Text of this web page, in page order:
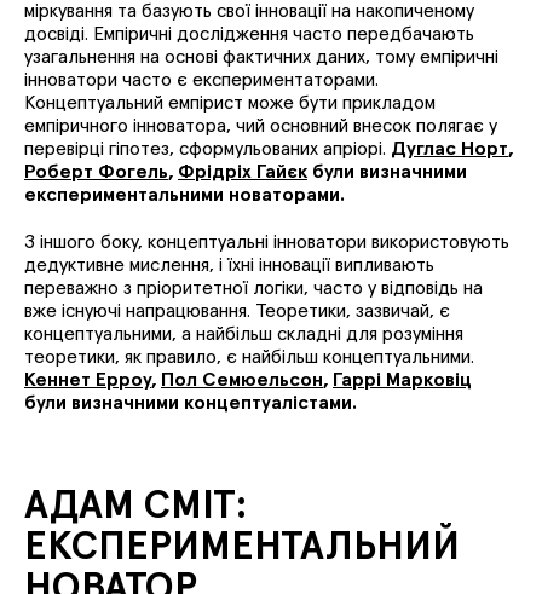
міркування та базують свої інновації на накопиченому
досвіді. Емпіричні дослідження часто передбачають
узагальнення на основі фактичних даних, тому емпіричні
інноватори часто є експериментаторами.
Концептуальний емпірист може бути прикладом
емпіричного інноватора, чий основний внесок полягає у
перевірці гіпотез, сформульованих апріорі. Дуглас Норт,
Роберт Фогель, Фрідріх Гайєк були визначними
експериментальними новаторами.
З іншого боку, концептуальні інноватори використовують
дедуктивне мислення, і їхні інновації випливають
переважно з пріоритетної логіки, часто у відповідь на
вже існуючі напрацювання. Теоретики, зазвичай, є
концептуальними, а найбільш складні для розуміння
теоретики, як правило, є найбільш концептуальними.
Кеннет Ерроу, Пол Семюельсон, Гаррі Марковіц
були визначними концептуалістами.
АДАМ СМІТ:
ЕКСПЕРИМЕНТАЛЬНИЙ